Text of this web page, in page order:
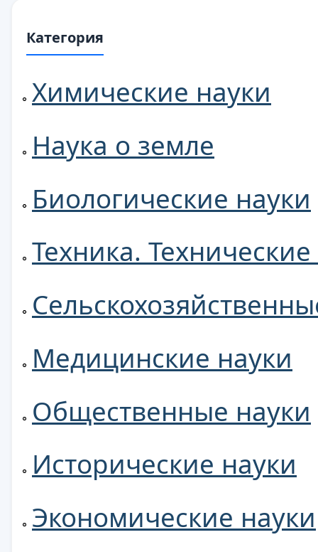
Категория
Химические науки
Наука о земле
Биологические науки
Техника.
Медицинские науки
Общественные науки
Исторические науки
Экономические науки